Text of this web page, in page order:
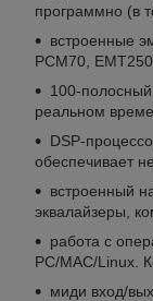
программно (в
встроенные
PCM70,
100-
реальном
DSP-
обеспечивает
встроенный
эквалайзеры,
работа с
PC/MAC/Linux.
миди вход/